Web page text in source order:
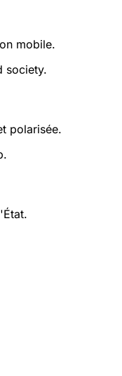
mobile.
society.
polarisée.